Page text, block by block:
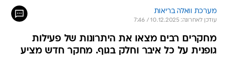
מערכת וואלה בריאות
עודכן לאחרונה: 10.12.2025 / 7:46
מחקרים רבים מצאו את היתרונות של פעילות
גופנית על כל איבר וחלק בגוף. מחקר חדש מציע